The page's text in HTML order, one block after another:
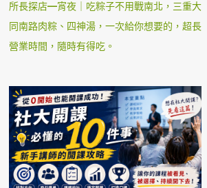
所長探店—宵夜｜吃粽子不用戰南北，三重大
同南路肉粽、四神湯，一次給你想要的，超長
營業時間，隨時有得吃。